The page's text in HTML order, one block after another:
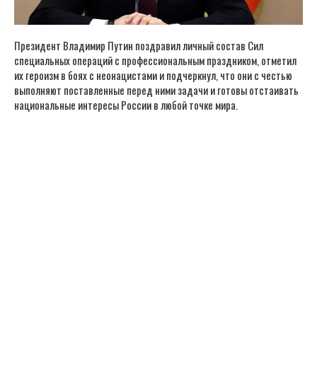
Президент Владимир Путин поздравил личный состав Сил
специальных операций с профессиональным праздником, отметил
их героизм в боях с неонацистами и подчеркнул, что они с честью
выполняют поставленные перед ними задачи и готовы отстаивать
национальные интересы России в любой точке мира.